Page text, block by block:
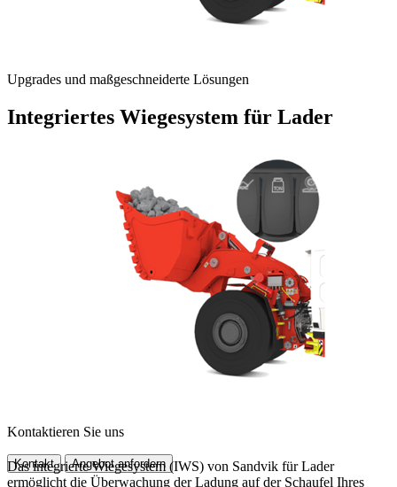
Upgrades und maßgeschneiderte Lösungen
Integriertes Wiegesystem für Lader
Kontaktieren Sie uns
Kontakt Angebot anfordern
Das integrierte Wiegesystem (IWS) von Sandvik für Lader
ermöglicht die Überwachung der Ladung auf der Schaufel Ihres